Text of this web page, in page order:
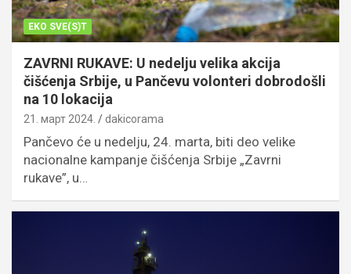
EKO SVE(S)T
ZAVRNI RUKAVE: U nedelju velika akcija
čišćenja Srbije, u Pančevu volonteri dobrodošli
na 10 lokacija
21. март 2024. dakicorama
Pančevo će u nedelju, 24. marta, biti deo velike
nacionalne kampanje čišćenja Srbije „Zavrni
rukave”, u…